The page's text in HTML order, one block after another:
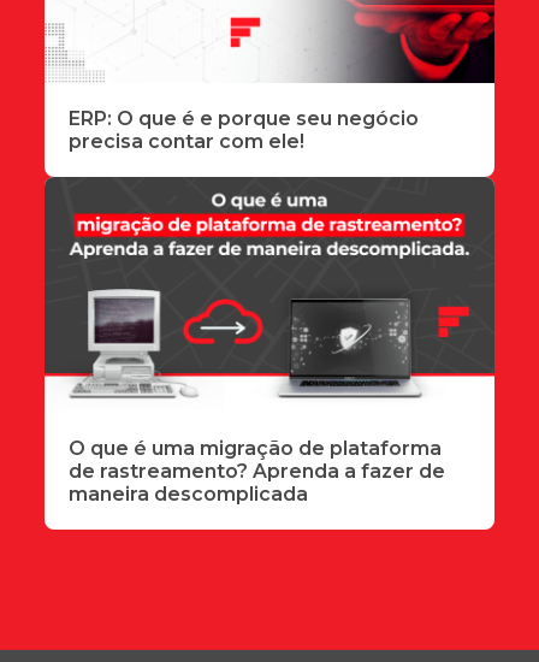
ERP: O que é e porque seu negócio
precisa contar com ele!
O que é uma migração de plataforma
de rastreamento? Aprenda a fazer de
maneira descomplicada